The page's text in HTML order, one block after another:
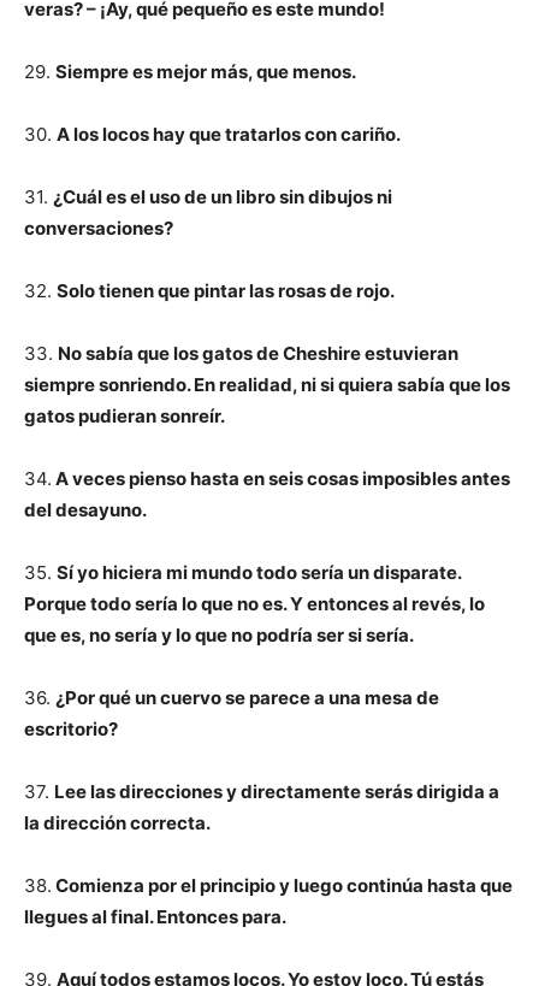
veras? – ¡Ay, qué pequeño es este mundo!
29. Siempre es mejor más, que menos.
30. A los locos hay que tratarlos con cariño.
31. ¿Cuál es el uso de un libro sin dibujos ni
conversaciones?
32. Solo tienen que pintar las rosas de rojo.
33. No sabía que los gatos de Cheshire estuvieran
siempre sonriendo. En realidad, ni si quiera sabía que los
gatos pudieran sonreír.
34. A veces pienso hasta en seis cosas imposibles antes
del desayuno.
35. Sí yo hiciera mi mundo todo sería un disparate.
Porque todo sería lo que no es. Y entonces al revés, lo
que es, no sería y lo que no podría ser si sería.
36. ¿Por qué un cuervo se parece a una mesa de
escritorio?
37. Lee las direcciones y directamente serás dirigida a
la dirección correcta.
38. Comienza por el principio y luego continúa hasta que
llegues al final. Entonces para.
39. Aquí todos estamos locos. Yo estoy loco. Tú estás